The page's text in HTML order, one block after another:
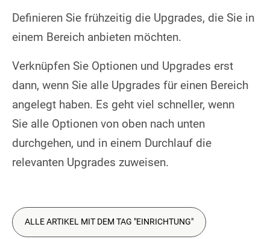
Definieren Sie frühzeitig die Upgrades, die Sie in
einem Bereich anbieten möchten.
Verknüpfen Sie Optionen und Upgrades erst
dann, wenn Sie alle Upgrades für einen Bereich
angelegt haben. Es geht viel schneller, wenn
Sie alle Optionen von oben nach unten
durchgehen, und in einem Durchlauf die
relevanten Upgrades zuweisen.
ALLE ARTIKEL MIT DEM TAG "EINRICHTUNG"